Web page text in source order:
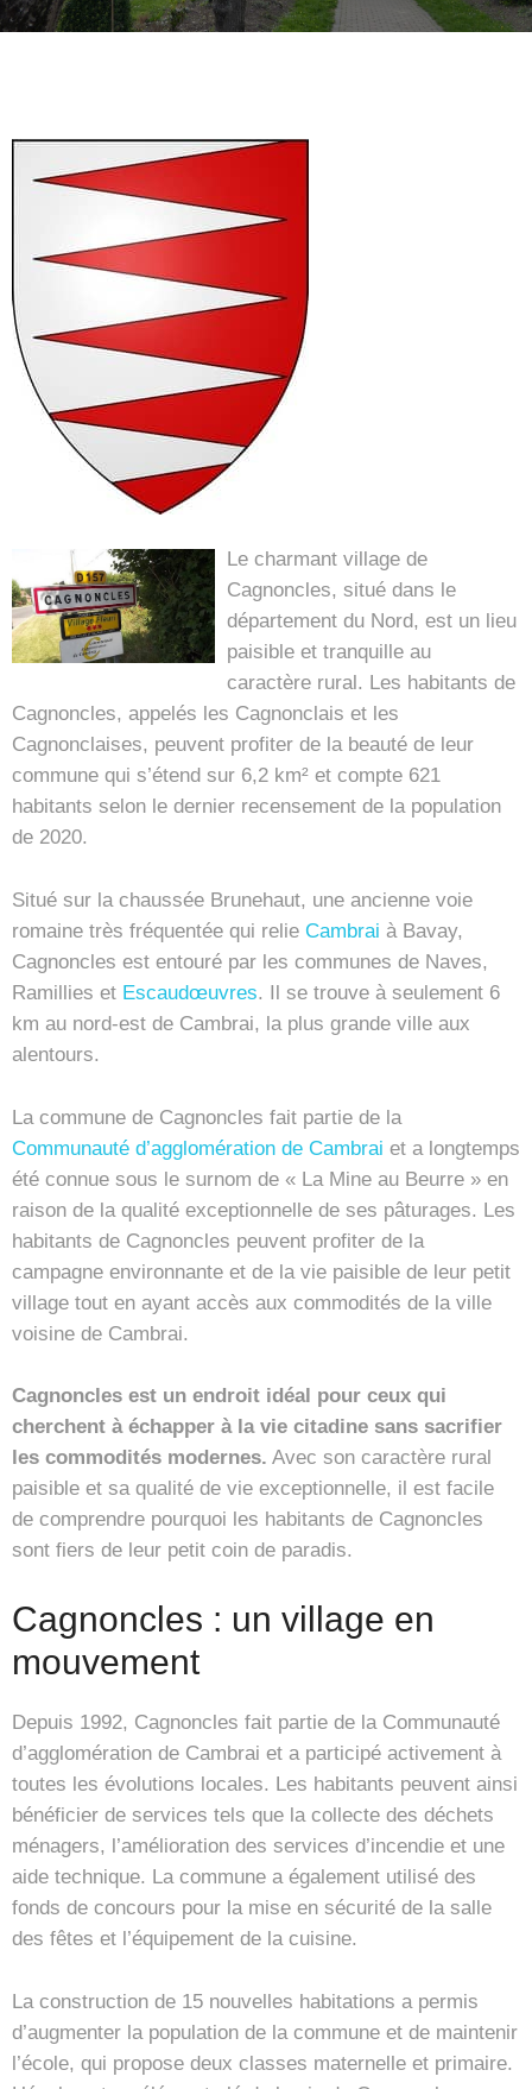
Le charmant village de
Cagnoncles, situé dans le
département du Nord, est un lieu
paisible et tranquille au
caractère rural. Les habitants de
Cagnoncles, appelés les Cagnonclais et les
Cagnonclaises, peuvent profiter de la beauté de leur
commune qui s’étend sur 6,2 km² et compte 621
habitants selon le dernier recensement de la population
de 2020.
Situé sur la chaussée Brunehaut, une ancienne voie
romaine très fréquentée qui relie Cambrai à Bavay,
Cagnoncles est entouré par les communes de Naves,
Ramillies et Escaudœuvres. Il se trouve à seulement 6
km au nord-est de Cambrai, la plus grande ville aux
alentours.
La commune de Cagnoncles fait partie de la
Communauté d’agglomération de Cambrai et a longtemps
été connue sous le surnom de « La Mine au Beurre » en
raison de la qualité exceptionnelle de ses pâturages. Les
habitants de Cagnoncles peuvent profiter de la
campagne environnante et de la vie paisible de leur petit
village tout en ayant accès aux commodités de la ville
voisine de Cambrai.
Cagnoncles est un endroit idéal pour ceux qui
cherchent à échapper à la vie citadine sans sacrifier
les commodités modernes. Avec son caractère rural
paisible et sa qualité de vie exceptionnelle, il est facile
de comprendre pourquoi les habitants de Cagnoncles
sont fiers de leur petit coin de paradis.
Cagnoncles : un village en
mouvement
Depuis 1992, Cagnoncles fait partie de la Communauté
d’agglomération de Cambrai et a participé activement à
toutes les évolutions locales. Les habitants peuvent ainsi
bénéficier de services tels que la collecte des déchets
ménagers, l’amélioration des services d’incendie et une
aide technique. La commune a également utilisé des
fonds de concours pour la mise en sécurité de la salle
des fêtes et l’équipement de la cuisine.
La construction de 15 nouvelles habitations a permis
d’augmenter la population de la commune et de maintenir
l’école, qui propose deux classes maternelle et primaire.